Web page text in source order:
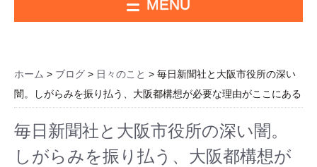
MENU
ホーム > ブログ > 日々のこと > 毎日新聞社と大阪市役所の深い
闇。しがらみを振り払う、大阪都構想が必要な理由がここにある
毎日新聞社と大阪市役所の深い闇。
しがらみを振り払う、大阪都構想が